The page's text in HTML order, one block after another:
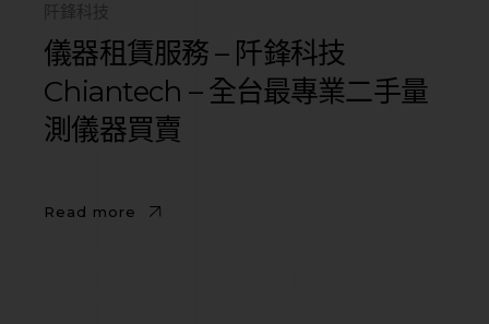
阡鋒科技
儀器租賃服務 – 阡鋒科技
Chiantech – 全台最專業二手量
測儀器買賣
Read more